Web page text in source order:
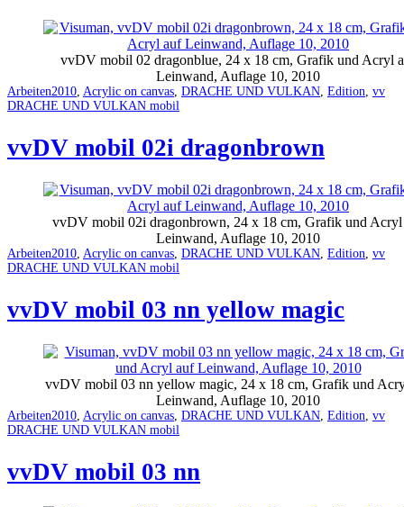
vvDV mobil 02 dragonblue, 24 x 18 cm, Grafik und Acryl
Leinwand, Auflage 10, 2010
Categorized
as
ArbeitenTagged
2010, Acrylic on canvas, DRACHE UND VULKAN, Edition, vv
DRACHE UND VULKAN mobil
vvDV mobil 02i dragonbrown
vvDV mobil 02i dragonbrown, 24 x 18 cm, Grafik und
Leinwand, Auflage 10, 2010
Categorized
as
ArbeitenTagged
2010, Acrylic on canvas, DRACHE UND VULKAN, Edition, vv
DRACHE UND VULKAN mobil
vvDV mobil 03 nn yellow magic
vvDV mobil 03 nn yellow magic, 24 x 18 cm, Grafik und
Leinwand, Auflage 10, 2010
Categorized
as
ArbeitenTagged
2010, Acrylic on canvas, DRACHE UND VULKAN, Edition, vv
DRACHE UND VULKAN mobil
vvDV mobil 03 nn